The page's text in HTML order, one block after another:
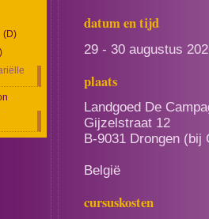
(D)
datum en tijd
29 - 30 augustus
plaats
Landgoed De
Gijzelstraat 12
B-9031 Drongen (bij
België
cursuskosten